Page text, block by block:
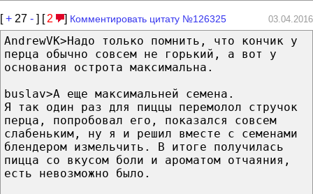
[+ 27 - ] [ 2 ] Комментировать цитату №126325 03.04.2016
AndrewVK>Надо только помнить, что кончик у
перца обычно совсем не горький, а вот у
основания острота максимальна.
buslav>А еще максимальней семена.
Я так один раз для пиццы перемолол стручок
перца, попробовал его, показался совсем
слабеньким, ну я и решил вместе с семенами
блендером измельчить. В итоге получилась
пицца со вкусом боли и ароматом отчаяния,
есть невозможно было.